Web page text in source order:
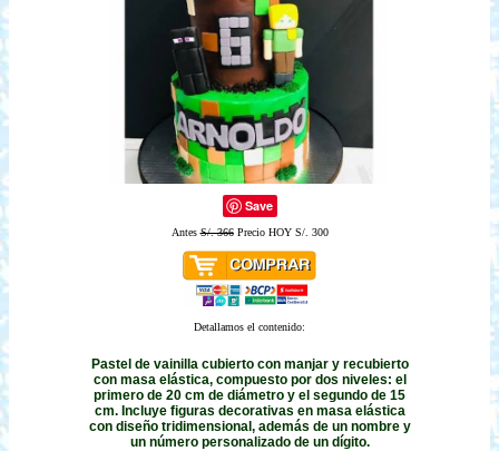
Save
AntesS/. 366Precio HOY S/. 300
Detallamos el contenido:
Pastel de vainilla cubierto con manjar y recubierto
con masa elástica, compuesto por dos niveles: el
primero de 20 cm de diámetro y el segundo de 15
cm. Incluye figuras decorativas en masa elástica
con diseño tridimensional, además de un nombre y
un número personalizado de un dígito.